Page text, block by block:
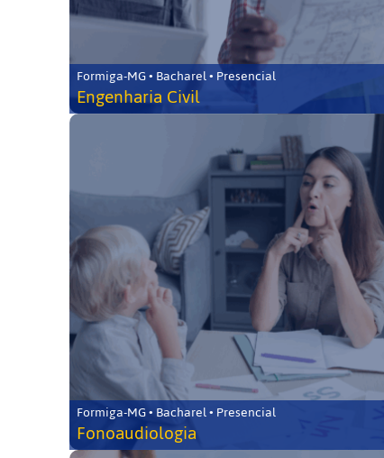
Formiga-MG • Bacharel • Presencial
Engenharia Civil
Formiga-MG • Bacharel • Presencial
Fonoaudiologia